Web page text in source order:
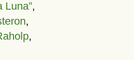
Luna”,
,
,